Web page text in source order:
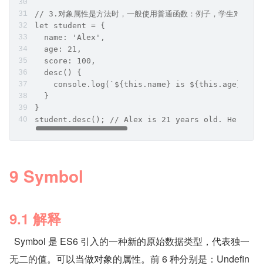
// 3.对象属性是方法时，一般使用普通函数：例子，学生对象中
let student = {
  name: 'Alex',
  age: 21,
  score: 100,
  desc() {
console.log(`${this.name} is ${this.age}
  }
}
student.desc(); // Alex is 21 years old. He gets
9 Symbol
9.1 解释
无二的值。可以当做对象的属性。前 6 种分别是：Undefin